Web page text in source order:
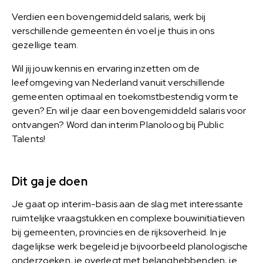
Verdien een bovengemiddeld salaris, werk bij
verschillende gemeenten én voel je thuis in ons
gezellige team.
Wil jij jouw kennis en ervaring inzetten om de
leefomgeving van Nederland vanuit verschillende
gemeenten optimaal en toekomstbestendig vorm te
geven? En wil je daar een bovengemiddeld salaris voor
ontvangen? Word dan interim Planoloog bij Public
Talents!
Dit ga je doen
Je gaat op interim-basis aan de slag met interessante
ruimtelijke vraagstukken en complexe bouwinitiatieven
bij gemeenten, provincies en de rijksoverheid. In je
dagelijkse werk begeleid je bijvoorbeeld planologische
onderzoeken, je overlegt met belanghebbenden, je